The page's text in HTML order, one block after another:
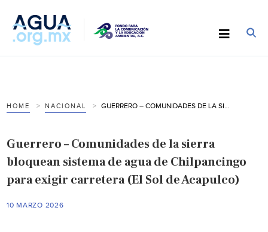
HOME NACIONAL
Guerrero – Comunidades de la sierra
bloquean sistema de agua de Chilpancingo
para exigir carretera (El Sol de Acapulco)
10 MARZO 2026